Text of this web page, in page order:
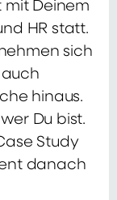
mit Deinem
HR statt.
sich
auch
hinaus.
Du bist.
Study
danach